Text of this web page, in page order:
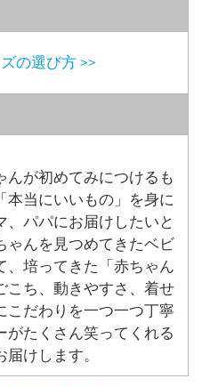
の選び方 >>
んが初めてみにつけるも
本当にいいもの」を身に
パパにお届けしたいと
ゃんを見つめてきたベビ
、培ってきた「赤ちゃん
こち、動きやすさ、着せ
こだわりを一つ一つ丁寧
がたくさん笑ってくれる
けします。